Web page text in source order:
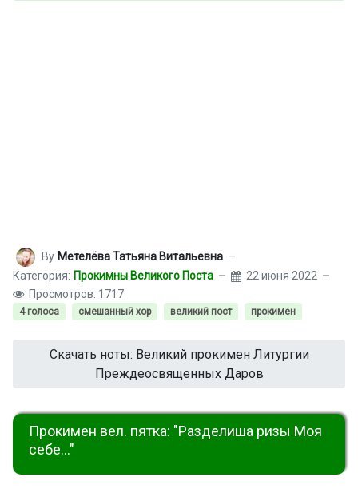
By Метелёва Татьяна Витальевна
Категория: Прокимны Великого Поста
22 июня 2022
Просмотров: 1717
4 голоса смешанный хор великий пост прокимен
Скачать ноты: Великий прокимен Литургии
Преждеосвященных Даров
Прокимен вел. пятка: "Разделиша ризы Моя
себе..."